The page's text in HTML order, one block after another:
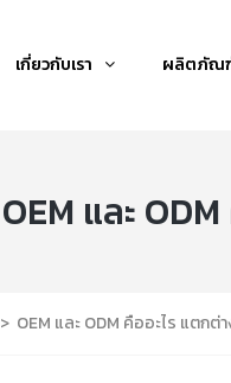
เกี่ยวกับเรา ผลิตภัณ
OEM และ
> OEM และ ODM คืออะไร แตกต่